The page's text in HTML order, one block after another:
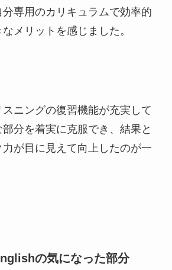
専用のカリキュラムで効率的
メリットを感じました。
ニングの復習機能が充実して
分を着実に克服でき、結果と
力が目に見えて向上したのが一
の気になった部分